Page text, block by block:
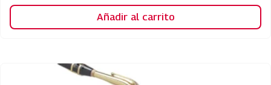
Añadir al carrito